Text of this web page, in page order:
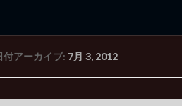
記 3rd Edition
付アーカイブ: 7月 3, 2012